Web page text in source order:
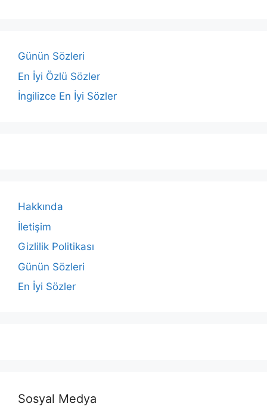
Günün Sözleri
En İyi Özlü Sözler
İngilizce En İyi Sözler
Hakkında
İletişim
Gizlilik Politikası
Günün Sözleri
En İyi Sözler
Sosyal Medya